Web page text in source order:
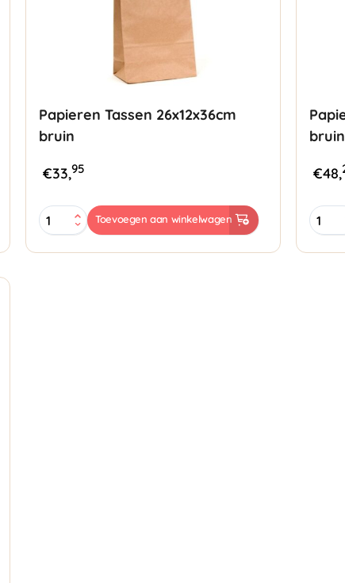
Papieren Tassen 26x12x36cm
bruin
€33,95
Papieren
Tassen
bruin
Toevoegen aan winkelwagen
bruin
€48,
bruin